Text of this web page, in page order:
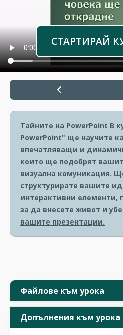
Файлове към урока
Допълнения към урока
СТАРТИРАЙ
Тайните на PowerPoint В
PowerPoint" ще научите
впечатляващи и
които ще подобрят
визуална комуникация.
структурирате вашите
интерактивни елементи,
за да внесете живот и
вашите презентации.